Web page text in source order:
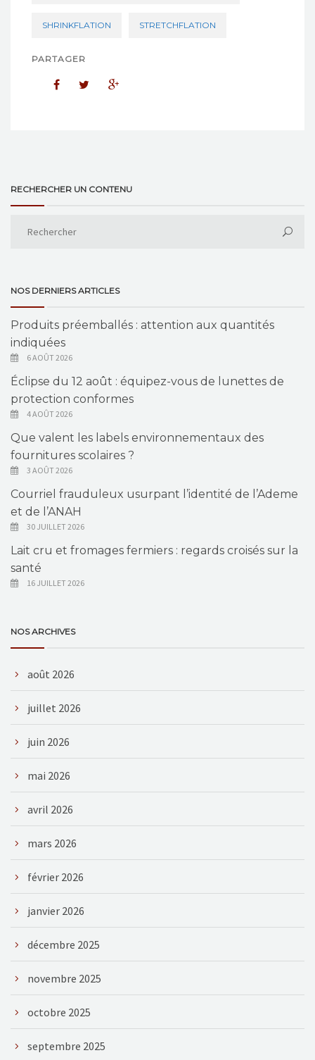
SHRINKFLATION STRETCHFLATION
PARTAGER
RECHERCHER UN CONTENU
NOS DERNIERS ARTICLES
Produits préemballés : attention aux quantités
indiquées
6 AOÛT 2026
Éclipse du 12 août : équipez-vous de lunettes de
protection conformes
4 AOÛT 2026
Que valent les labels environnementaux des
fournitures scolaires ?
3 AOÛT 2026
Courriel frauduleux usurpant l’identité de l’Ademe
et de l’ANAH
30 JUILLET 2026
Lait cru et fromages fermiers : regards croisés sur la
santé
16 JUILLET 2026
NOS ARCHIVES
août 2026
juillet 2026
juin 2026
mai 2026
avril 2026
mars 2026
février 2026
janvier 2026
décembre 2025
novembre 2025
octobre 2025
septembre 2025